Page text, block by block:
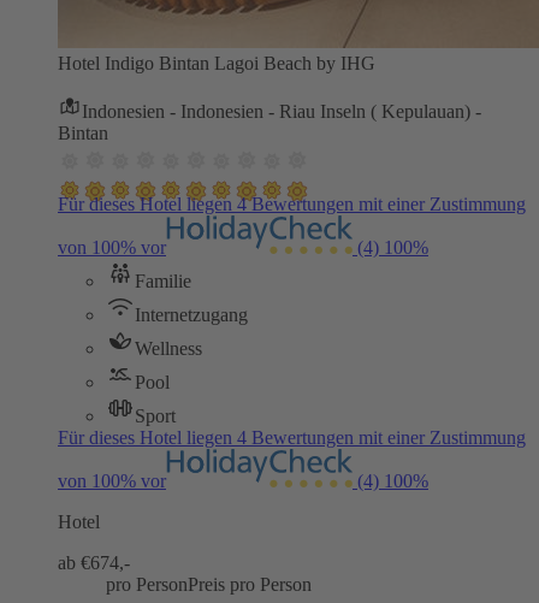
Hotel Indigo Bintan Lagoi Beach by IHG
Indonesien - Indonesien - Riau Inseln ( Kepulauan) -
Bintan
Für dieses Hotel liegen 4 Bewertungen mit einer Zustimmung
von 100% vor (4) 100%
Familie
Internetzugang
Wellness
Pool
Sport
Für dieses Hotel liegen 4 Bewertungen mit einer Zustimmung
von 100% vor (4) 100%
Hotel
ab €674,-
pro PersonPreis pro Person